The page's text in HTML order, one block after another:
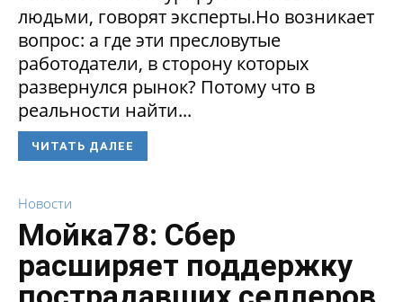
людьми, говорят эксперты.Но возникает
вопрос: а где эти пресловутые
работодатели, в сторону которых
развернулся рынок? Потому что в
реальности найти...
ЧИТАТЬ ДАЛЕЕ
Новости
Мойка78: Сбер
расширяет поддержку